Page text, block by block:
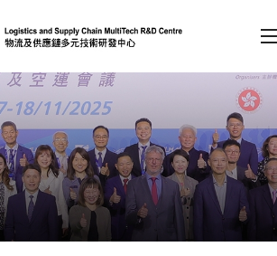
容（按回车键）
会员登录
A A EN 繁 简